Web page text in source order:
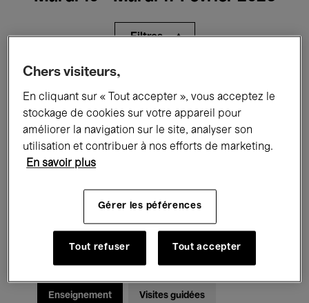
Filtres
Expositions Films Performances
Rencontres & Débats Jazz
Musique électronique
Pour tous Kids’ Palace
Enseignement Visites guidées
Chers visiteurs,
En cliquant sur « Tout accepter », vous acceptez le
stockage de cookies sur votre appareil pour
améliorer la navigation sur le site, analyser son
utilisation et contribuer à nos efforts de marketing.
En savoir plus
Gérer les péférences
Tout refuser Tout accepter